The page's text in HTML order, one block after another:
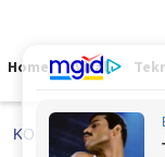
contentMenu
Home Viral